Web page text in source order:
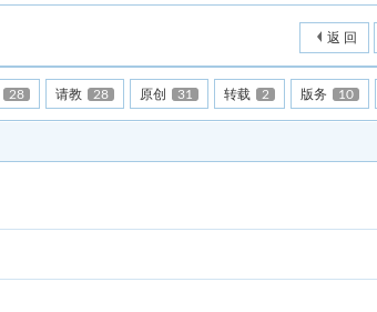
返 回
28 请教 28 原创 31 转载 2 版务 10